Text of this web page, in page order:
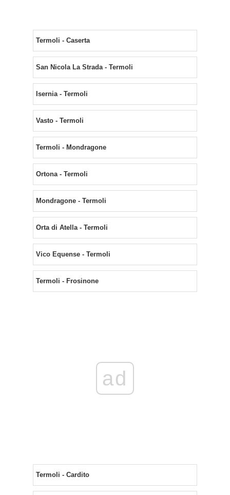
Termoli - Caserta
San Nicola La Strada - Termoli
Isernia - Termoli
Vasto - Termoli
Termoli - Mondragone
Ortona - Termoli
Mondragone - Termoli
Orta di Atella - Termoli
Vico Equense - Termoli
Termoli - Frosinone
ad
Termoli - Cardito